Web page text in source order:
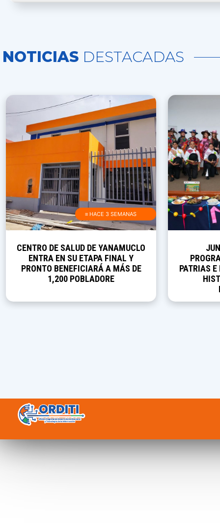
NOTICIAS DESTACADAS
≡ HACE 3 SEMANAS
CENTRO DE SALUD DE YANAMUCLO
ENTRA EN SU ETAPA FINAL Y
PRONTO BENEFICIARÁ A MÁS DE
1,200 POBLADORE
PATRIAS